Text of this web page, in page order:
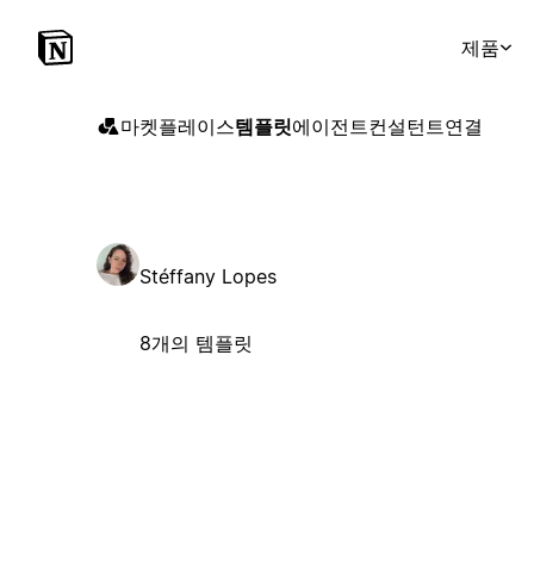
제품
마켓플레이스템플릿에이전트컨설턴트연결
Stéffany Lopes
8개의 템플릿